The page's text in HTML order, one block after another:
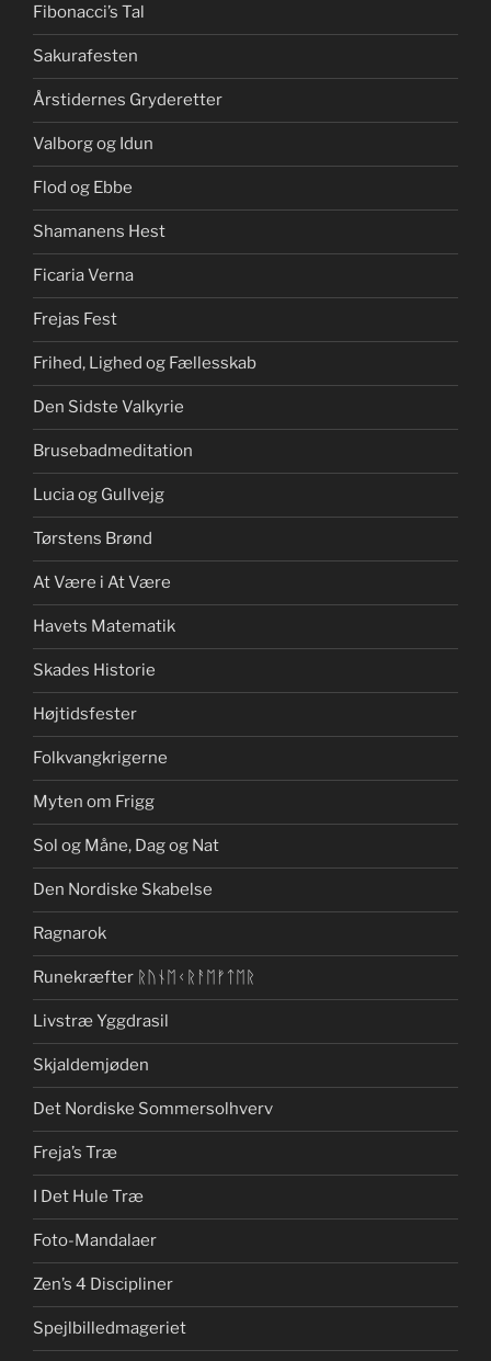
Fibonacci’s Tal
Sakurafesten
Årstidernes Gryderetter
Valborg og Idun
Flod og Ebbe
Shamanens Hest
Ficaria Verna
Frejas Fest
Frihed, Lighed og Fællesskab
Den Sidste Valkyrie
Brusebadmeditation
Lucia og Gullvejg
Tørstens Brønd
At Være i At Være
Havets Matematik
Skades Historie
Højtidsfester
Folkvangkrigerne
Myten om Frigg
Sol og Måne, Dag og Nat
Den Nordiske Skabelse
Ragnarok
Runekræfter ᚱᚢᚾᛖᚲᚱᚨᛖᚠᛏᛖᚱ
Livstræ Yggdrasil
Skjaldemjøden
Det Nordiske Sommersolhverv
Freja’s Træ
I Det Hule Træ
Foto-Mandalaer
Zen’s 4 Discipliner
Spejlbilledmageriet